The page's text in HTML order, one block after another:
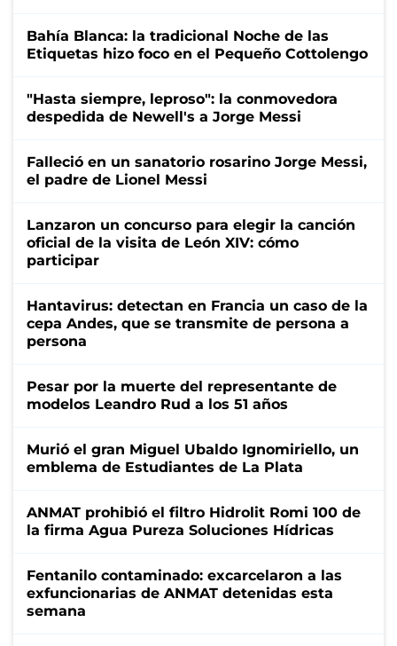
Bahía Blanca: la tradicional Noche de las
Etiquetas hizo foco en el Pequeño Cottolengo
"Hasta siempre, leproso": la conmovedora
despedida de Newell's a Jorge Messi
Falleció en un sanatorio rosarino Jorge Messi,
el padre de Lionel Messi
Lanzaron un concurso para elegir la canción
oficial de la visita de León XIV: cómo
participar
Hantavirus: detectan en Francia un caso de la
cepa Andes, que se transmite de persona a
persona
Pesar por la muerte del representante de
modelos Leandro Rud a los 51 años
Murió el gran Miguel Ubaldo Ignomiriello, un
emblema de Estudiantes de La Plata
ANMAT prohibió el filtro Hidrolit Romi 100 de
la firma Agua Pureza Soluciones Hídricas
Fentanilo contaminado: excarcelaron a las
exfuncionarias de ANMAT detenidas esta
semana